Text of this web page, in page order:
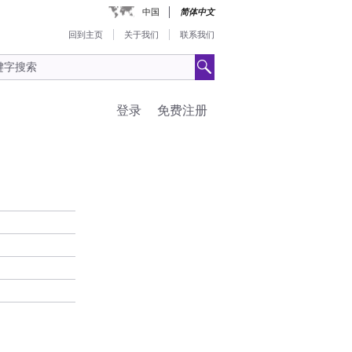
中国 简体中文
回到主页 关于我们 联系我们
免费注册
登录